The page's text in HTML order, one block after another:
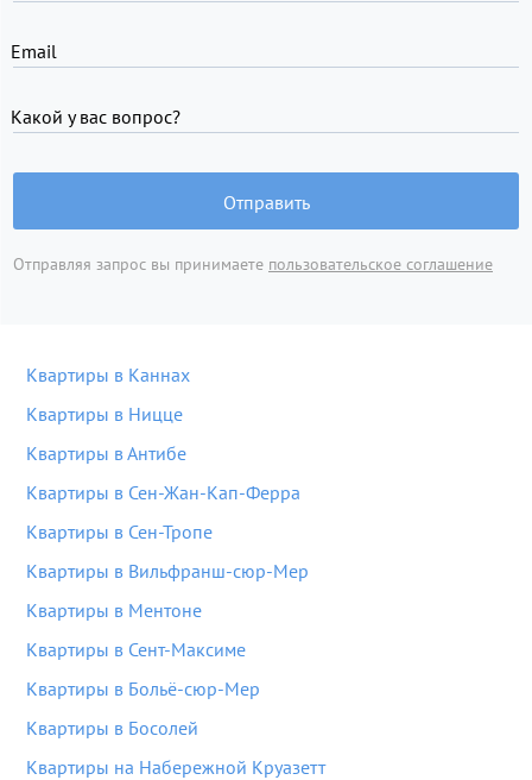
Email
Какой у вас вопрос?
Отправить
Отправляя запрос вы принимаете пользовательское соглашение
Квартиры в Каннах
Квартиры в Ницце
Квартиры в Антибе
Квартиры в Сен-Жан-Кап-Ферра
Квартиры в Сен-Тропе
Квартиры в Вильфранш-сюр-Мер
Квартиры в Ментоне
Квартиры в Сент-Максиме
Квартиры в Больё-сюр-Мер
Квартиры в Босолей
Квартиры на Набережной Круазетт